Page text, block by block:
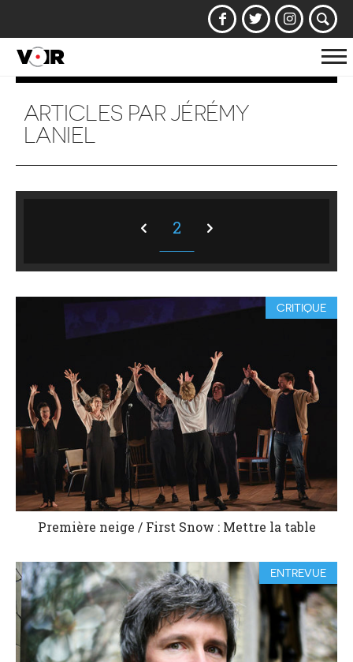
la
ARTICLES PAR JÉRÉMY
LANIEL
2
CRITIQUE
Première neige / First Snow : Mettre la table
ENTREVUE